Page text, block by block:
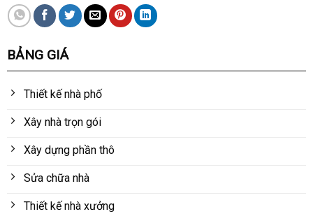
BẢNG GIÁ
Thiết kế nhà phố
Xây nhà trọn gói
Xây dựng phần thô
Sửa chữa nhà
Thiết kế nhà xưởng